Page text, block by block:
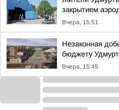
закрытием
Вчера, 15:51
Незаконная
бюджету
Вчера, 15:45